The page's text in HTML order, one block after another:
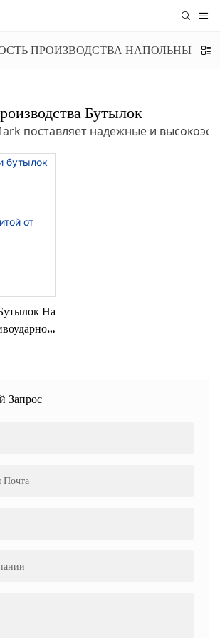
ПРОИЗВОДСТВА НАПОЛЬНЫХ
Бутылок
поставляет надежные и
Запрос
Почта
На